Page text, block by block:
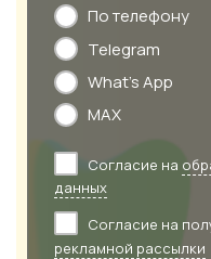
По телефону
Telegram
What's App
MAX
Согласие на
данных
Согласие на
рекламной рассылки